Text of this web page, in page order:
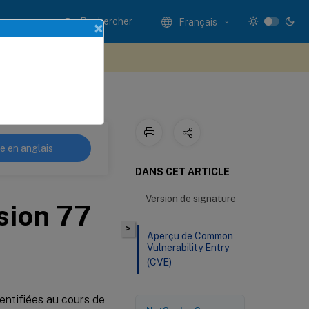
Rechercher Français
en anglais
77
au cours de
>
DANS CET ARTICLE
Version de signature
Aperçu de Common
Vulnerability Entry
(CVE)
×